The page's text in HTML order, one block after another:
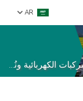
AR
بحث
الكهربائية ونُظُم تخزين الطاقة